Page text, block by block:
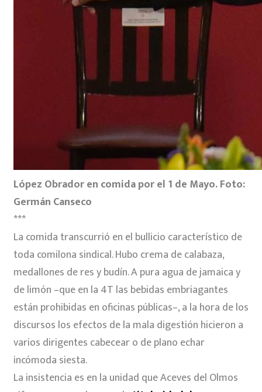
López Obrador en comida por el 1 de Mayo. Foto:
Germán Canseco
***
La comida transcurrió en el bullicio característico de
toda comilona sindical. Hubo crema de calabaza,
medallones de res y budín. A pura agua de jamaica y
de limón –que en la 4T las bebidas embriagantes
están prohibidas en oficinas públicas–, a la hora de los
discursos los efectos de la mala digestión hicieron a
varios dirigentes cabecear o de plano echar
incómoda siesta.
La insistencia es en la unidad que Aceves del Olmos